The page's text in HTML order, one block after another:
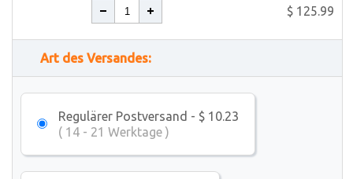
$ 125.99
Art des Versandes:
Regulärer Postversand - $ 10.23
( 14 - 21 Werktage )